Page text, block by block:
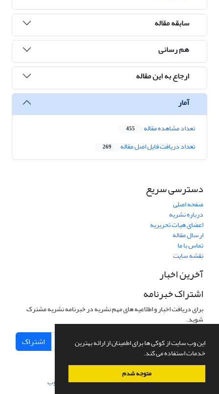
این وب سایت از کوکی ها برای اطمینان از ارائه بهترین
خدمات استفاده می کند.
متوجه شدم
سابقه مقاله
هم رسانی
ارجاع به این مقاله
آمار
تعداد مشاهده مقاله 455
تعداد دریافت فایل اصل مقاله 269
دسترسی سریع
صفحه اصلی
درباره نشریه
اعضای هیات تحریریه
ارسال مقاله
تماس با ما
نقشه سایت
آخرین اخبار
اشتراک خبرنامه
برای دریافت اخبار و اطلاعیه های مهم نشریه در خبرنامه نشریه مشترک
شوید.
اشتراک
سامانه مدیریت نشریات علمی.طراحی و پیاده سازی از سیناوب